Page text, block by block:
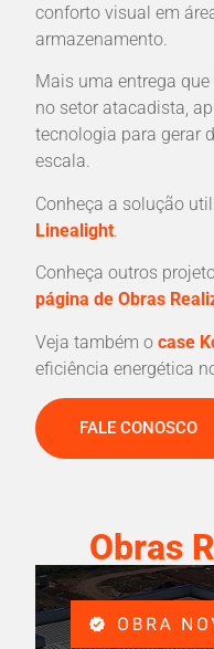
conforto visual em
armazenamento.
Mais uma entrega
no setor atacadista,
tecnologia para gerar
escala.
Conheça a solução
Linealight
Conheça outros
página de Obras
Veja também o case
eficiência energética
FALE CONOSCO
Obras